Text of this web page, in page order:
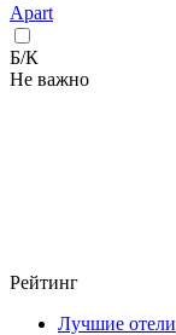
Apart
Б/К
Не важно
Рейтинг
Лучшие отели